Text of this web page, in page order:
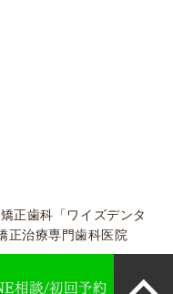
正歯科「ワイズデンタ
正治療専門歯科医院